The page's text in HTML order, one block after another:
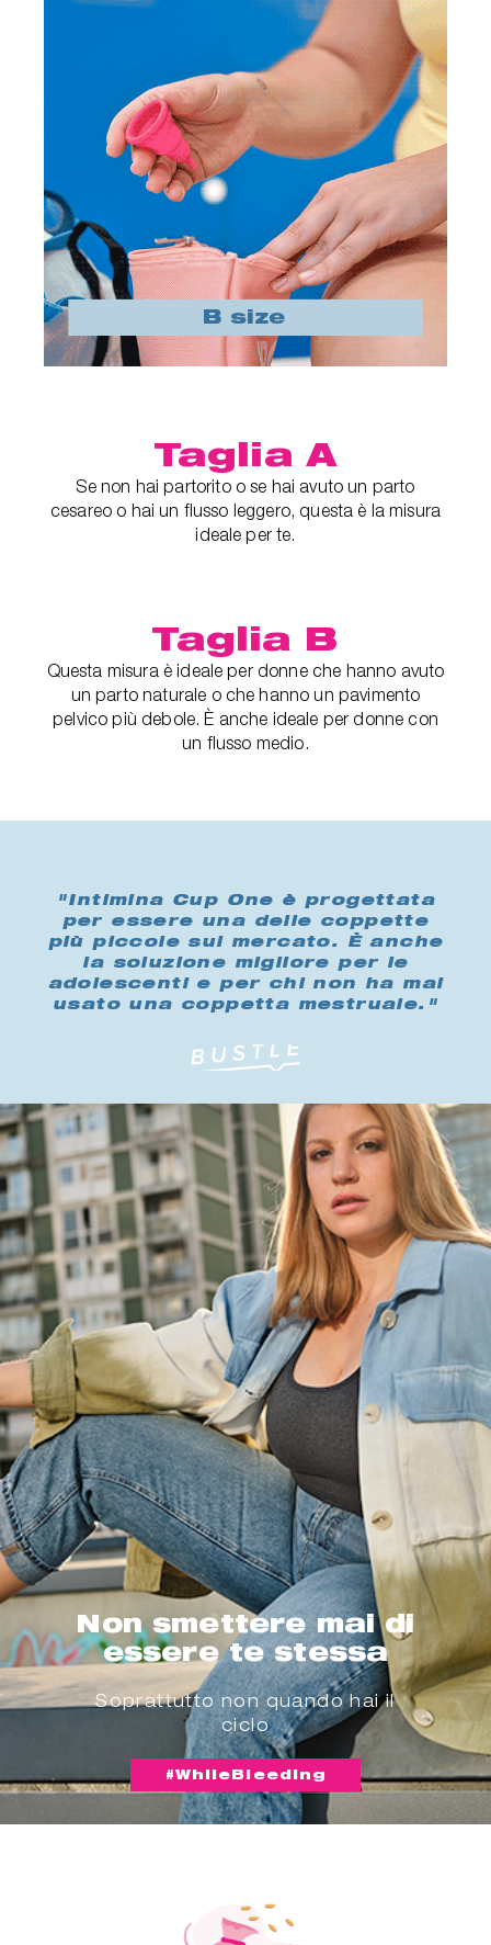
Taglia A
Se non hai partorito o se hai avuto un parto
cesareo o hai un flusso leggero, questa è la misura
ideale per te.
Taglia B
Questa misura è ideale per donne che hanno avuto
un parto naturale o che hanno un pavimento
pelvico più debole. È anche ideale per donne con
un flusso medio.
"Intimina Cup One è progettata
per essere una delle coppette
più piccole sul mercato. È anche
la soluzione migliore per le
adolescenti e per chi non ha mai
usato una coppetta mestruale."
Non smettere mai di
essere te stessa
Soprattutto non quando hai il
ciclo
#WhileBleeding